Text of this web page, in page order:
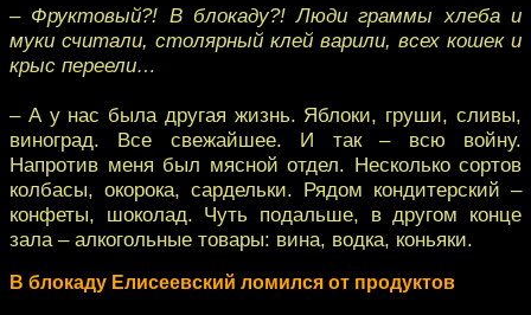
– Фруктовый?! В блокаду?! Люди граммы хлеба и
муки считали, столярный клей варили, всех кошек и
крыс переели…
– А у нас была другая жизнь. Яблоки, груши, сливы,
виноград. Все свежайшее. И так – всю войну.
Напротив меня был мясной отдел. Несколько сортов
колбасы, окорока, сардельки. Рядом кондитерский –
конфеты, шоколад. Чуть подальше, в другом конце
зала – алкогольные товары: вина, водка, коньяки.
В блокаду Елисеевский ломился от продуктов